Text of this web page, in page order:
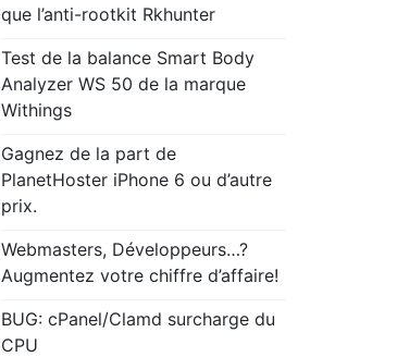
que l’anti-rootkit Rkhunter
Test de la balance Smart Body
Analyzer WS 50 de la marque
Withings
Gagnez de la part de
PlanetHoster iPhone 6 ou d’autre
prix.
Webmasters, Développeurs…?
Augmentez votre chiffre d’affaire!
BUG: cPanel/Clamd surcharge du
CPU